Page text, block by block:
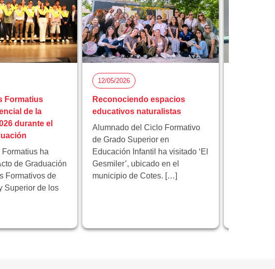
Formatius
de la
durante el
ha
de Graduación
Formativos de
Superior de los
12/05/2026
Reconociendo espacios
educativos naturalistas
Alumnado del Ciclo Formativo
de Grado Superior en
Educación Infantil ha visitado ‘El
Gesmiler’, ubicado en el
municipio de Cotes. […]